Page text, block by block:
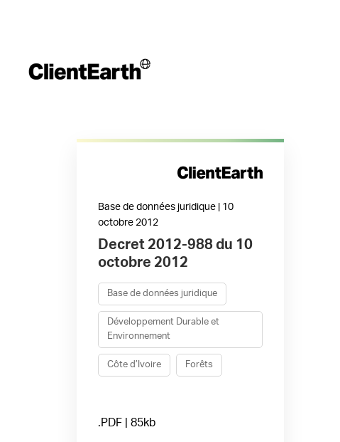
Base de données juridique | 10
octobre 2012
Decret 2012-988 du 10
octobre 2012
Base de données juridique
Développement Durable et
Environnement
Côte d’Ivoire Forêts
.PDF | 85kb